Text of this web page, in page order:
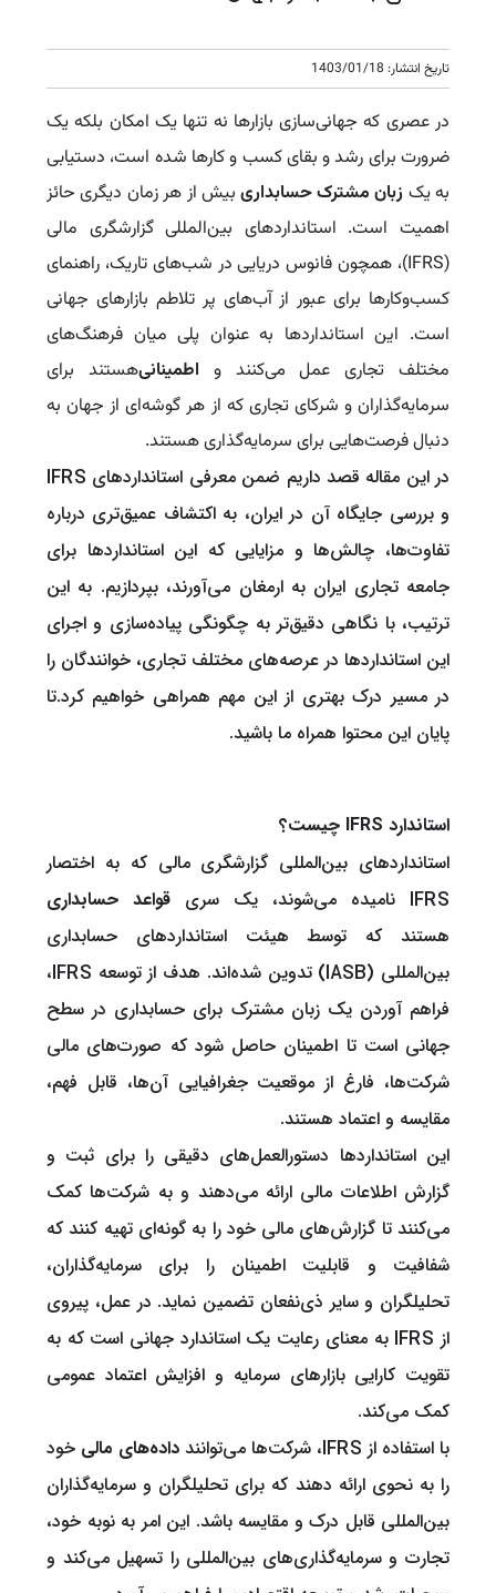
تاریخ انتشار: 1403/01/18
در عصری که جهانی‌سازی بازارها نه تنها یک امکان بلکه یک
ضرورت برای رشد و بقای کسب و کارها شده است، دستیابی
به یک زبان مشترک حسابداریبیش از هر زمان دیگری حائز
اهمیت است. استانداردهای بین‌المللی گزارشگری مالی
(IFRS)، همچون فانوس دریایی در شب‌های تاریک، راهنمای
کسب‌وکارها برای عبور از آب‌های پر تلاطم بازارهای جهانی
است. این استانداردها به عنوان پلی میان فرهنگ‌های
مختلف تجاری عمل می‌کنند و اطمینانیهستند برای
سرمایه‌گذاران و شرکای تجاری که از هر گوشه‌ای از جهان به
دنبال فرصت‌هایی برای سرمایه‌گذاری هستند.
در این مقاله قصد داریم ضمن معرفی استانداردهای IFRS
و بررسی جایگاه آن در ایران، به اکتشاف عمیق‌تری درباره
تفاوت‌ها، چالش‌ها و مزایایی که این استانداردها برای
جامعه تجاری ایران به ارمغان می‌آورند، بپردازیم. به این
ترتیب، با نگاهی دقیق‌تر به چگونگی پیاده‌سازی و اجرای
این استانداردها در عرصه‌های مختلف تجاری، خوانندگان را
در مسیر درک بهتری از این مهم همراهی خواهیم کرد.تا
پایان این محتوا همراه ما باشید.
استاندارد IFRS چیست؟
استانداردهای بین‌المللی گزارشگری مالی که به اختصار
IFRS نامیده می‌شوند، یک سری
قواعد حسابداری
هستند که توسط هیئت استانداردهای حسابداری
بین‌المللی (IASB) تدوین شده‌اند. هدف از توسعه IFRS،
فراهم آوردن یک زبان مشترک برای حسابداری در سطح
جهانی است تا اطمینان حاصل شود که صورت‌های مالی
شرکت‌ها، فارغ از موقعیت جغرافیایی آن‌ها، قابل فهم،
مقایسه و اعتماد هستند.
این استانداردها دستورالعمل‌های دقیقی را برای ثبت و
گزارش اطلاعات مالی ارائه می‌دهند و به شرکت‌ها کمک
می‌کنند تا گزارش‌های مالی خود را به گونه‌ای تهیه کنند که
شفافیت و قابلیت اطمینان را برای سرمایه‌گذاران،
تحلیلگران و سایر ذی‌نفعان تضمین نماید. در عمل، پیروی
از IFRS به معنای رعایت یک استاندارد جهانی است که به
تقویت کارایی بازارهای سرمایه و افزایش اعتماد عمومی
کمک می‌کند.
با استفاده از IFRS، شرکت‌ها می‌توانند
داده‌های مالی خود
را به نحوی ارائه دهند که برای تحلیلگران و سرمایه‌گذاران
بین‌المللی قابل درک و مقایسه باشد. این امر به نوبه خود،
تجارت و سرمایه‌گذاری‌های بین‌المللی را تسهیل می‌کند و